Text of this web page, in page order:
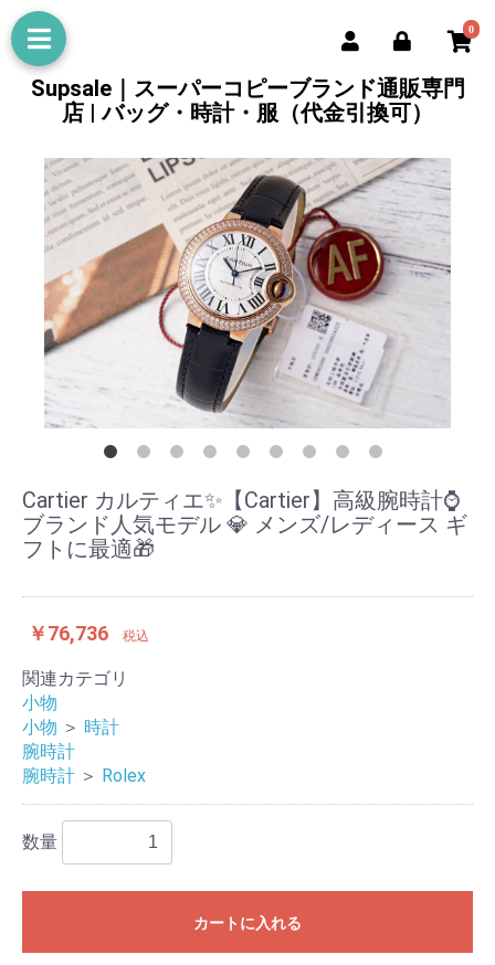
0
Supsale｜スーパーコピーブランド通販専門
店 | バッグ・時計・服（代金引換可）
Cartier カルティエ✨【Cartier】高級腕時計⌚️
ブランド人気モデル 💎 メンズ/レディース ギ
フトに最適🎁
￥76,736 税込
関連カテゴリ
小物
小物 ＞ 時計
腕時計
腕時計 ＞ Rolex
数量
カートに入れる